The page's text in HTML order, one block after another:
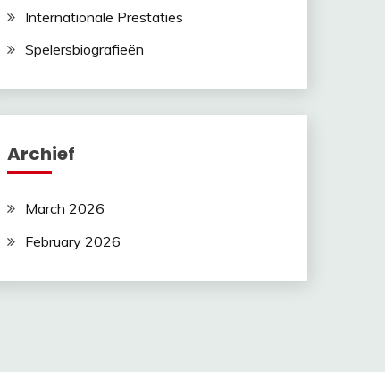
Internationale Prestaties
Spelersbiografieën
Archief
March 2026
February 2026